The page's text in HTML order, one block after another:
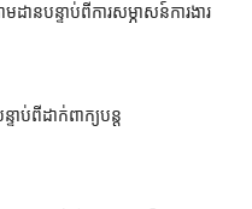
មដានបន្ទាប់ពីការសម្ភាសន៍ការងារ
ទាប់ពីដាក់ពាក្យបន្ត